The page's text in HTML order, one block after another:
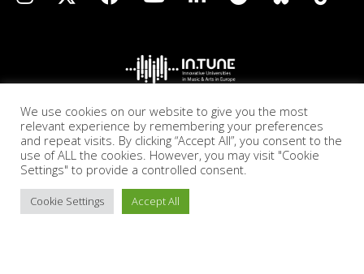
We use cookies on our website to give you the most
relevant experience by remembering your preferences
and repeat visits. By clicking “Accept All”, you consent to the
use of ALL the cookies. However, you may visit "Cookie
Settings" to provide a controlled consent.
Cookie Settings Accept All